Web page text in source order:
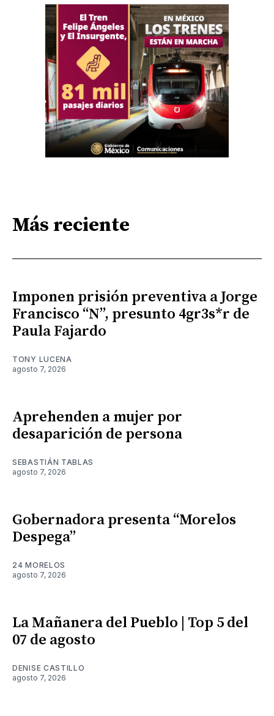
Más reciente
Imponen prisión preventiva a Jorge
Francisco “N”, presunto 4gr3s*r de
Paula Fajardo
TONY LUCENA
agosto 7, 2026
Aprehenden a mujer por
desaparición de persona
SEBASTIÁN TABLAS
agosto 7, 2026
Gobernadora presenta “Morelos
Despega”
24 MORELOS
agosto 7, 2026
La Mañanera del Pueblo | Top 5 del
07 de agosto
DENISE CASTILLO
agosto 7, 2026